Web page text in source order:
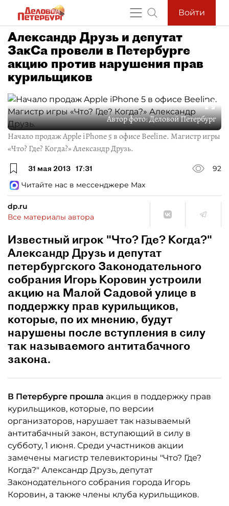
Войти
Александр Друзь и депутат
ЗакСа провели в Петербурге
акцию против нарушения прав
курильщиков
Автор фото:Деловой Петербург
Начало продаж Apple iPhone 5 в офисе Beeline. Магистр игры
«Что? Где? Когда?» Александр Друзь.
31 мая 2013 17:31
92
Читайте нас в мессенджере Max
dp.ru
Все материалы автора
Известный игрок "Что? Где? Когда?"
Александр Друзь и депутат
петербургского Законодательного
собрания Игорь Коровин устроили
акцию на Малой Садовой улице в
поддержку прав курильщиков,
которые, по их мнению, будут
нарушены после вступления в силу
так называемого антитабачного
закона.
В Петербурге прошла акция в поддержку прав
курильщиков, которые, по версии
организаторов, нарушает так называемый
антитабачный закон, вступающий в силу в
субботу, 1 июня. Среди участников акции
замечены магистр телевикторины "Что? Где?
Когда?" Александр Друзь, депутат
Законодательного собрания города Игорь
Коровин, а также члены клуба курильщиков.